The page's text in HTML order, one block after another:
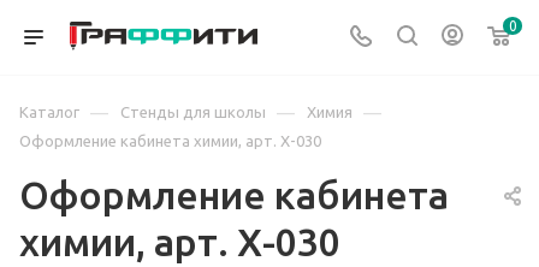
0
Каталог — Стенды для школы — Химия —
Оформление кабинета химии, арт. Х-030
Оформление кабинета
химии, арт. Х-030